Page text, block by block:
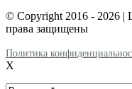
© Copyright 2016 - 2026
права защищены
Политика
X